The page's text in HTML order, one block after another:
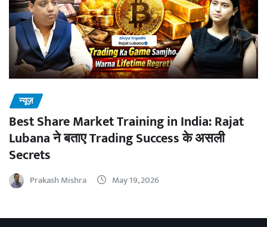
न्यूज़
Best Share Market Training in India: Rajat
Lubana ने बताए Trading Success के असली
Secrets
Prakash Mishra May 19, 2026